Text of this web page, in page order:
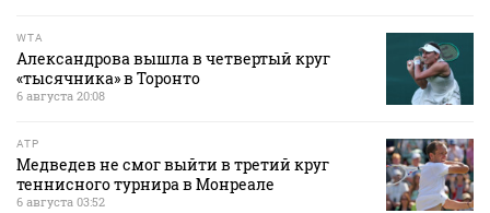
WTA
Александрова вышла в четвертый круг
«тысячника» в Торонто
6 августа 20:08
ATP
Медведев не смог выйти в третий круг
теннисного турнира в Монреале
6 августа 03:52